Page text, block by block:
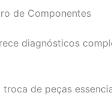
de Componentes
diagnósticos
de peças